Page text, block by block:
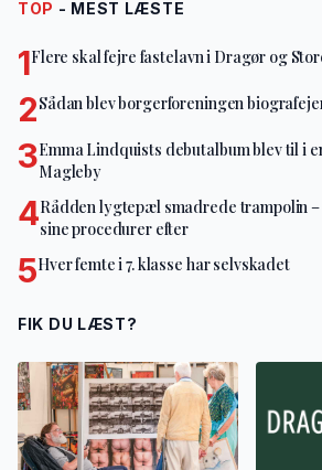
TOP - MEST LÆSTE
1Flere skal fejre fastelavn i Dragør og
2Sådan blev borgerforeningen
3Emma Lindquists debutalbum blev til i
Magleby
4Rådden lygtepæl smadrede trampolin –
sine procedurer efter
5Hver femte i 7. klasse har selvskadet
FIK DU LÆST?